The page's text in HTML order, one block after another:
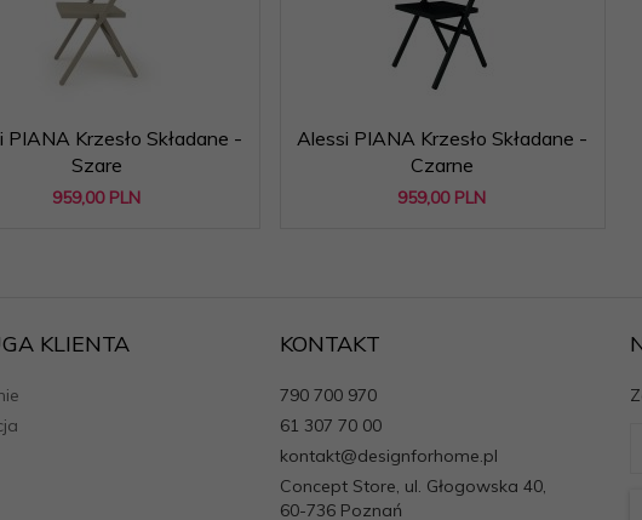
PIANA Krzesło Składane -
Szare
959,00 PLN
Alessi PIANA Krzesło Składane -
Czarne
959,00 PLN
KLIENTA KONTAKT
790 700 970
61 307 70 00
kontakt@designforhome.pl
Concept Store, ul. Głogowska 40,
60-736 Poznań